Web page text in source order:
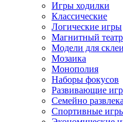
Игры ходилки
Классические
Логические игры
Магнитный театр
Модели для
Мозаика
Монополия
Наборы фокусов
Развивающие
Семейно
Спортивные